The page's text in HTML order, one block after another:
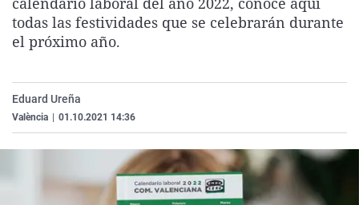
La rosa de los vientos
Caso
Extremadura
Virales
todas las festividades que se celebrarán durante
el próximo año.
Eduard Ureña
València 01.10.2021 14:36